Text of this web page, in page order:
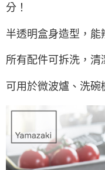
分！
半透明盒身造型，能
所有配件可拆洗，清
可用於微波爐、洗碗